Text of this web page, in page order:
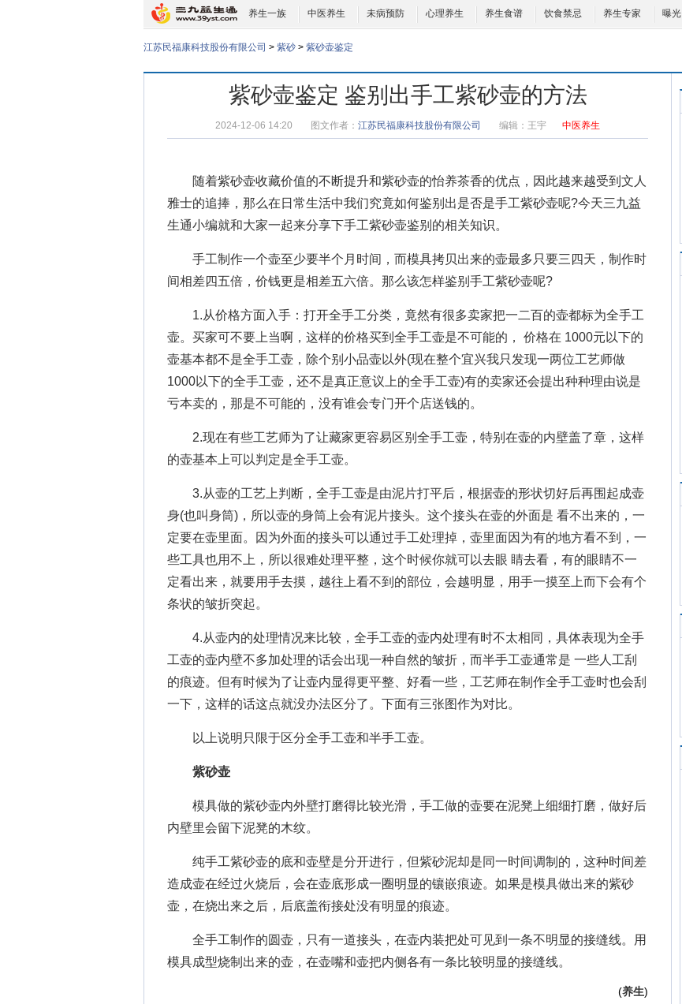
养生一族 中医养生 未病预防 心理养生 养生食谱 饮食禁忌 养生专家 曝光
江苏民福康科技股份有限公司 > 紫砂 > 紫砂壶鉴定
紫砂壶鉴定 鉴别出手工紫砂壶的方法
2024-12-06 14:20 图文作者： 江苏民福康科技股份有限公司 编辑： 王宇 中医养生
随着紫砂壶收藏价值的不断提升和紫砂壶的怡养茶香的优点，因此越来越受到文人
雅士的追捧，那么在日常生活中我们究竟如何鉴别出是否是手工紫砂壶呢?今天三九益
生通小编就和大家一起来分享下手工紫砂壶鉴别的相关知识。
手工制作一个壶至少要半个月时间，而模具拷贝出来的壶最多只要三四天，制作时
间相差四五倍，价钱更是相差五六倍。那么该怎样鉴别手工紫砂壶呢?
1.从价格方面入手：打开全手工分类，竟然有很多卖家把一二百的壶都标为全手工
壶。买家可不要上当啊，这样的价格买到全手工壶是不可能的， 价格在 1000元以下的
壶基本都不是全手工壶，除个别小品壶以外(现在整个宜兴我只发现一两位工艺师做
1000以下的全手工壶，还不是真正意议上的全手工壶)有的卖家还会提出种种理由说是
亏本卖的，那是不可能的，没有谁会专门开个店送钱的。
2.现在有些工艺师为了让藏家更容易区别全手工壶，特别在壶的内壁盖了章，这样
的壶基本上可以判定是全手工壶。
3.从壶的工艺上判断，全手工壶是由泥片打平后，根据壶的形状切好后再围起成壶
身(也叫身筒)，所以壶的身筒上会有泥片接头。这个接头在壶的外面是 看不出来的，一
定要在壶里面。因为外面的接头可以通过手工处理掉，壶里面因为有的地方看不到，一
些工具也用不上，所以很难处理平整，这个时候你就可以去眼 睛去看，有的眼睛不一
定看出来，就要用手去摸，越往上看不到的部位，会越明显，用手一摸至上而下会有个
条状的皱折突起。
4.从壶内的处理情况来比较，全手工壶的壶内处理有时不太相同，具体表现为全手
工壶的壶内壁不多加处理的话会出现一种自然的皱折，而半手工壶通常是 一些人工刮
的痕迹。但有时候为了让壶内显得更平整、好看一些，工艺师在制作全手工壶时也会刮
一下，这样的话这点就没办法区分了。下面有三张图作为对比。
以上说明只限于区分全手工壶和半手工壶。
紫砂壶
模具做的紫砂壶内外壁打磨得比较光滑，手工做的壶要在泥凳上细细打磨，做好后
内壁里会留下泥凳的木纹。
纯手工紫砂壶的底和壶壁是分开进行，但紫砂泥却是同一时间调制的，这种时间差
造成壶在经过火烧后，会在壶底形成一圈明显的镶嵌痕迹。如果是模具做出来的紫砂
壶，在烧出来之后，后底盖衔接处没有明显的痕迹。
全手工制作的圆壶，只有一道接头，在壶内装把处可见到一条不明显的接缝线。用
模具成型烧制出来的壶，在壶嘴和壶把内侧各有一条比较明显的接缝线。
(养生)